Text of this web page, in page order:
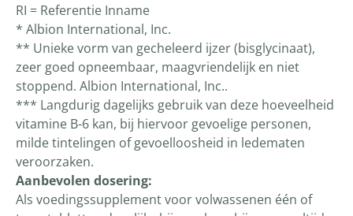
RI = Referentie Inname
* Albion International, Inc.
** Unieke vorm van gecheleerd ijzer (bisglycinaat),
zeer goed opneembaar, maagvriendelijk en niet
stoppend. Albion International, Inc..
*** Langdurig dagelijks gebruik van deze hoeveelheid
vitamine B-6 kan, bij hiervoor gevoelige personen,
milde tintelingen of gevoelloosheid in ledematen
veroorzaken.
Aanbevolen dosering:
Als voedingssupplement voor volwassenen één of